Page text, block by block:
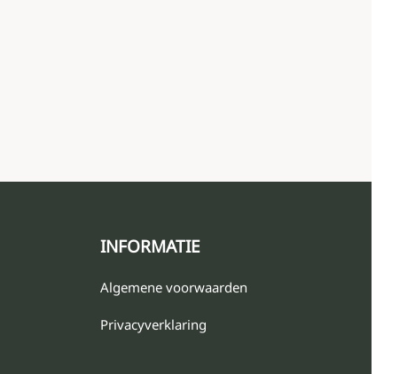
INFORMATIE
Algemene voorwaarden
Privacyverklaring